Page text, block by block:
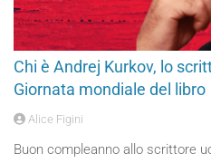
Chi è Andrej Kurkov, lo
Giornata mondiale del libro
Alice Figini
Buon compleanno allo scrittore